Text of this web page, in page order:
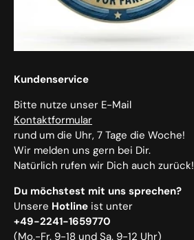
Kundenservice
Bitte nutze unser E-Mail
Kontaktformular
rund um die Uhr, 7 Tage die Woche!
Wir melden uns gern bei Dir.
Natürlich rufen wir Dich auch zurück!
Du möchstest mit uns sprechen?
Unsere Hotline ist unter
+49-2241-1659770
(Mo.-Fr. 9-18 und Sa. 9-12 Uhr)